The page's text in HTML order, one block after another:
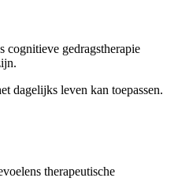
cognitieve gedragstherapie
dagelijks leven kan toepassen.
therapeutische